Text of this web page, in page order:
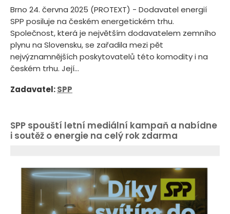
Brno 24. června 2025 (PROTEXT) - Dodavatel energií
SPP posiluje na českém energetickém trhu.
Společnost, která je největším dodavatelem zemního
plynu na Slovensku, se zařadila mezi pět
nejvýznamnějších poskytovatelů této komodity i na
českém trhu. Její...
Zadavatel:SPP
SPP spouští letní mediální kampaň a nabídne
i soutěž o energie na celý rok zdarma